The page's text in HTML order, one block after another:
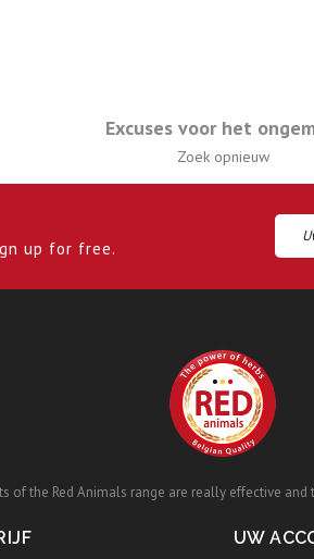
Excuses voor het
Zoek opnieuw
up for free.
of the Red Animals range are really effective
UW